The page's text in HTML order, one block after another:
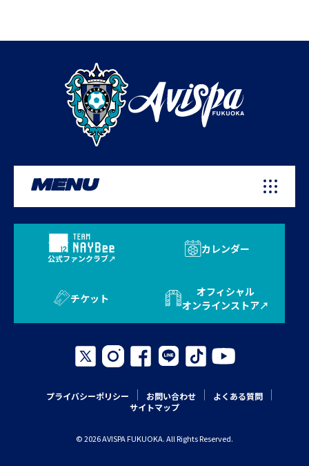
MENU
公式ファンクラブ
カレンダー
チケット
オフィシャル
オンラインストア
プライバシーポリシー お問い合わせ
よくある質問
サイトマップ
© 2026 AVISPA FUKUOKA. All Rights Reserved.